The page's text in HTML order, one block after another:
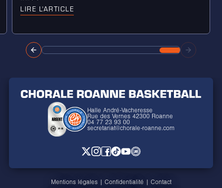
LIRE L'ARTICLE
Halle André-Vacheresse
Rue des Vernes 42300 Roanne
04 77 23 93 00
secretariat@chorale-roanne.com
Mentions légales| Confidentialité Contact